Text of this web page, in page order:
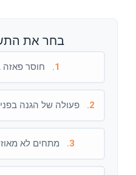
בחר את
1. חוסר פאזה
2. פעולה של הגנה
3. מתחים לא